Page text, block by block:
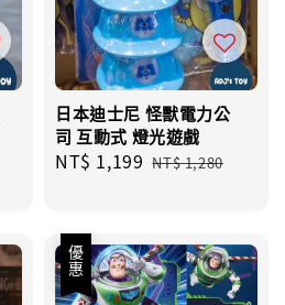
Regular
日本迪士尼 怪獸電力公
司 互動式 燈光遊戲
Sale
NT$ 1,199 Regular
NT$ 1,280
優惠